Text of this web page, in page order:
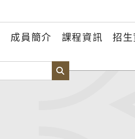
成員簡介 課程資訊 招